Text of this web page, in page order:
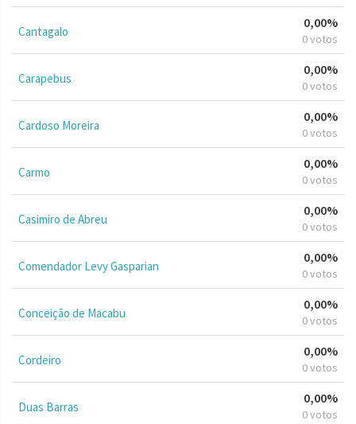
Cantagalo
0,00%
0 votos
Carapebus
0,00%
0 votos
Cardoso Moreira
0,00%
0 votos
Carmo
0,00%
0 votos
Casimiro de Abreu
0,00%
0 votos
Comendador Levy Gasparian
0,00%
0 votos
Conceição de Macabu
0,00%
0 votos
Cordeiro
0,00%
0 votos
Duas Barras
0,00%
0 votos